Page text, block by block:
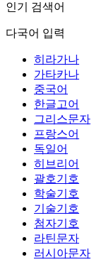
인기 검색어
다국어 입력
히라가나
가타카나
중국어
한글고어
그리스문자
프랑스어
독일어
히브리어
괄호기호
학술기호
기술기호
첨자기호
라틴문자
러시아문자